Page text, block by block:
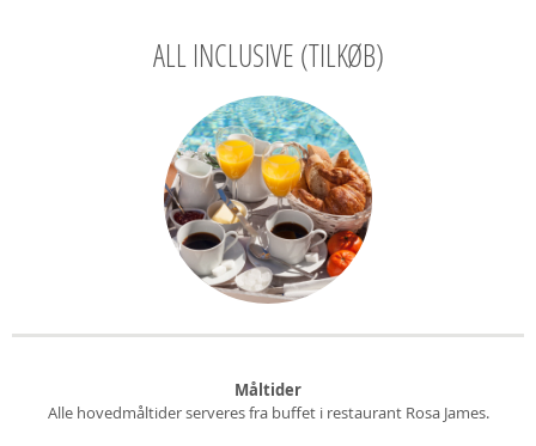
ALL INCLUSIVE (TILKØB)
Måltider
Alle hovedmåltider serveres fra buffet i restaurant Rosa James.